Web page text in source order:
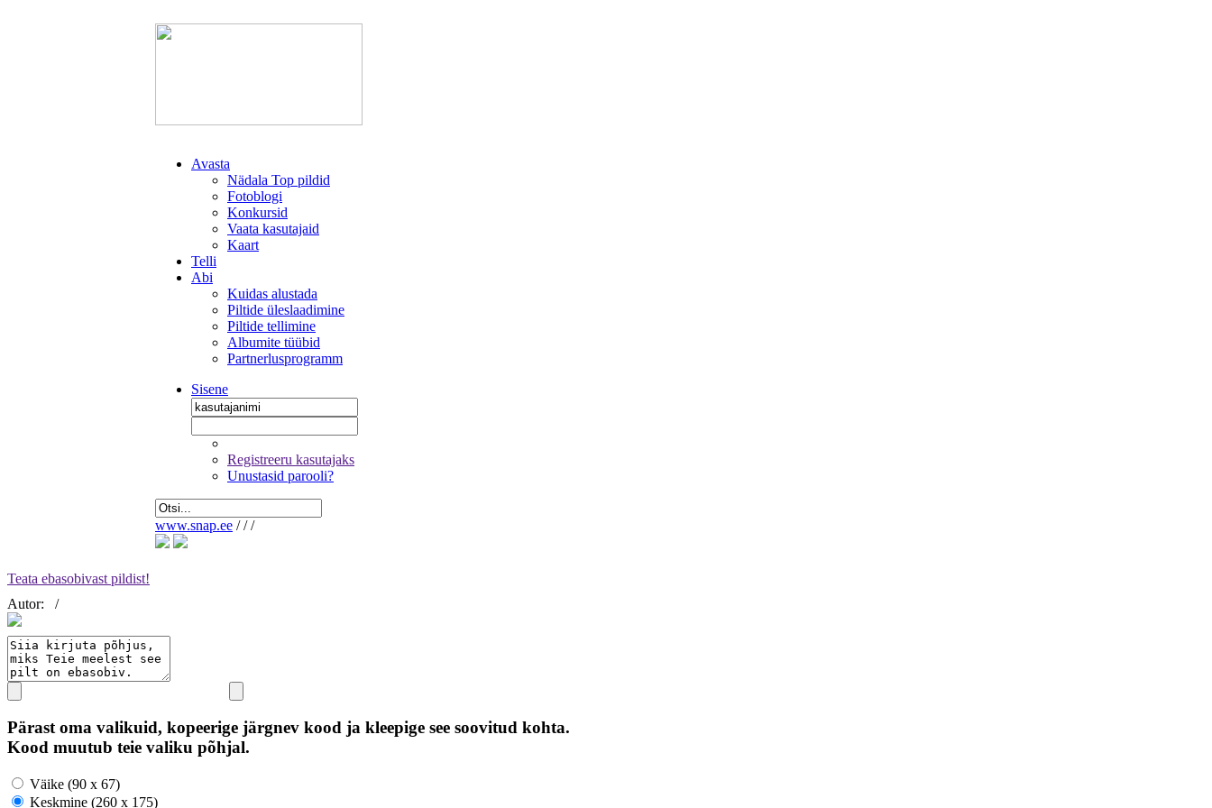
Avasta
Nädala Top pildid
Fotoblogi
Konkursid
Vaata kasutajaid
Kaart
Telli
Abi
Kuidas alustada
Piltide üleslaadimine
Piltide tellimine
Albumite tüübid
Partnerlusprogramm
Sisene
Registreeru kasutajaks
Unustasid parooli?
www.snap.ee / / /
Teata ebasobivast pildist!
Autor:
/
Pärast oma valikuid, kopeerige järgnev kood ja kleepige see soovitud kohta.
Kood muutub teie valiku põhjal.
Väike (90 x 67)
Keskmine (260 x 175)